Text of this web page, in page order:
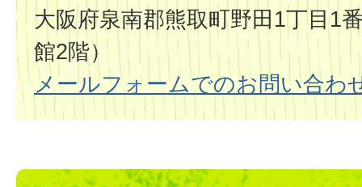
大阪府泉南郡熊取町野田1丁目1
館2階）
メールフォームでのお問い合わ